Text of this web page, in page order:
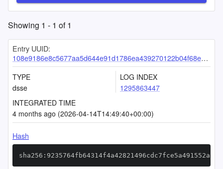
Showing 1 - 1 of1
Entry UUID:
108e9186e8c5677aa5d644e91d1786ea439270122b04f68e5346db767559a6a5278e4af83412f5ea
TYPE
dsse
LOG INDEX
1295863447
INTEGRATED TIME
4 months ago (2026-04-14T14:49:40+00:00)
Hash